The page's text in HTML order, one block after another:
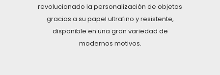
revolucionado la personalización de objetos
gracias a su papel ultrafino y resistente,
disponible en una gran variedad de
modernos motivos.